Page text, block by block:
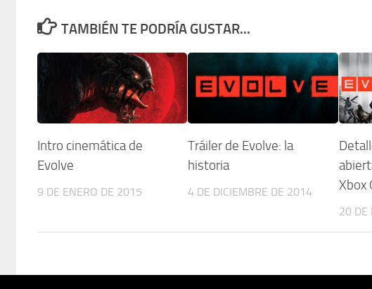
TAMBIÉN TE PODRÍA GUSTAR...
Intro cinemática de
Evolve
9 DE ENERO DE 2015
Tráiler de Evolve: la
historia
4 DE DICIEMBRE DE 2014
Xbox
20 DE